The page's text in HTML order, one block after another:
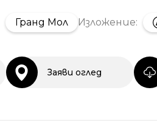
Гранд Мол Изложение:
Заяви оглед